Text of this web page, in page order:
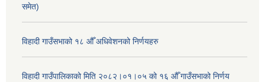
समेत)
विहादी गाउँसभाको १८ औँ अधिवेशनको निर्णयहरु
विहादी गाउँपालिकाको मिति २०८२।०१।०५ को १६ औँ गाउँसभाको निर्णय